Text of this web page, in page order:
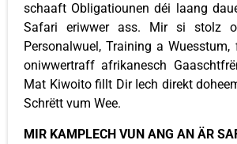
schaaft Obligatiounen déi laang
Safari eriwwer ass. Mir si stolz
Personalwuel, Training a
oniwwertraff afrikanesch
Mat Kiwoito fillt Dir Iech direkt
Schrëtt vum Wee.
MIR KAMPLECH VUN ANG AN ÄR